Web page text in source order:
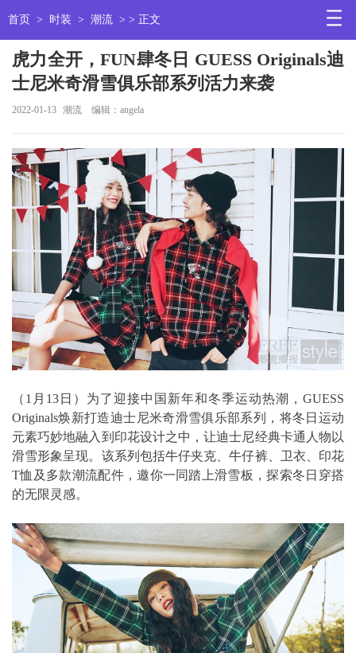
首页 > 时装 > 潮流 > > 正文
虎力全开，FUN肆冬日 GUESS Originals迪
士尼米奇滑雪俱乐部系列活力来袭
2022-01-13 潮流 编辑：angela
（1月13日）为了迎接中国新年和冬季运动热潮，GUESS
Originals焕新打造迪士尼米奇滑雪俱乐部系列，将冬日运动
元素巧妙地融入到印花设计之中，让迪士尼经典卡通人物以
滑雪形象呈现。该系列包括牛仔夹克、牛仔裤、卫衣、印花
T恤及多款潮流配件，邀你一同踏上滑雪板，探索冬日穿搭
的无限灵感。